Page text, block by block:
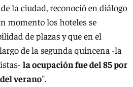
la ciudad, reconoció en diálogo
momento los hoteles se
de plazas y que en el
de la segunda quincena -la
la ocupación fue del 85 por
verano".